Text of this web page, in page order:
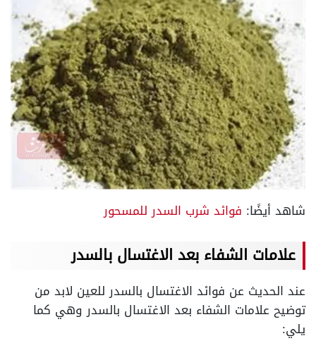
شاهد أيضًا: فوائد شرب السدر للمسحور
علامات الشفاء بعد الاغتسال بالسدر
عند الحديث عن فوائد الاغتسال بالسدر للعين لابد من
توضيح علامات الشفاء بعد الاغتسال بالسدر وهي كما
يلي: